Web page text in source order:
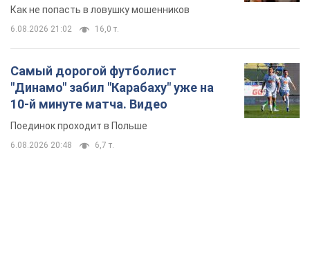
Как не попасть в ловушку мошенников
6.08.2026 21:02 16,0 т.
Самый дорогой футболист
"Динамо" забил "Карабаху" уже на
10-й минуте матча. Видео
Поединок проходит в Польше
6.08.2026 20:48 6,7 т.